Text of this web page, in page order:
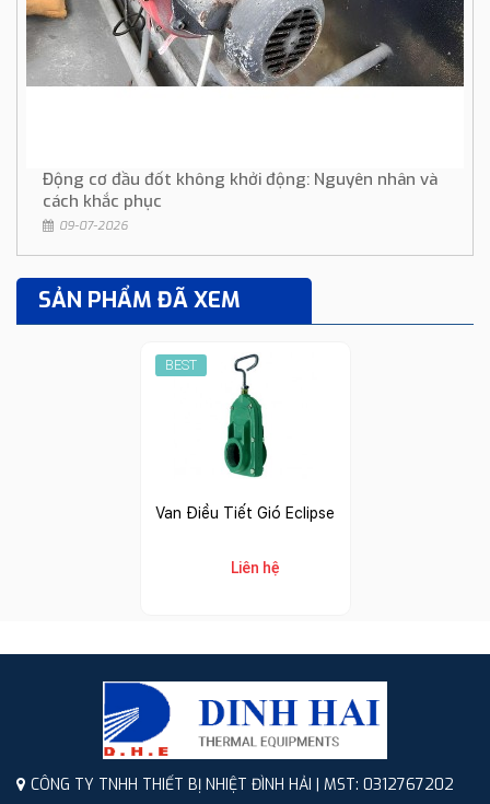
Động cơ đầu đốt không khởi động: Nguyên nhân và
cách khắc phục
09-07-2026
SẢN PHẨM ĐÃ XEM
BEST
Van Điều Tiết Gió Eclipse
Liên hệ
CÔNG TY TNHH THIẾT BỊ NHIỆT ĐÌNH HẢI | MST: 0312767202